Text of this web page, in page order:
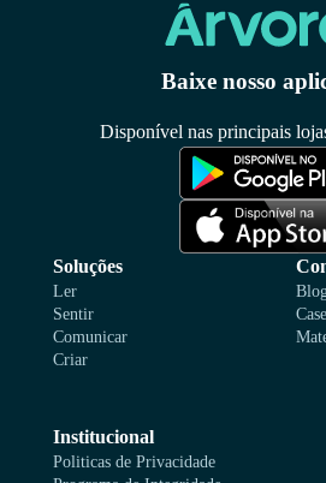
Baixe nosso
Disponível nas principais
Soluções
Ler
Sentir
Comunicar
Criar
Institucional
Politicas de Privacidade